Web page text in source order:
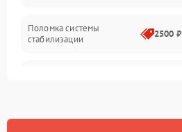
Поломка системы
стабилизации
2500 ₽
Неисправность системы